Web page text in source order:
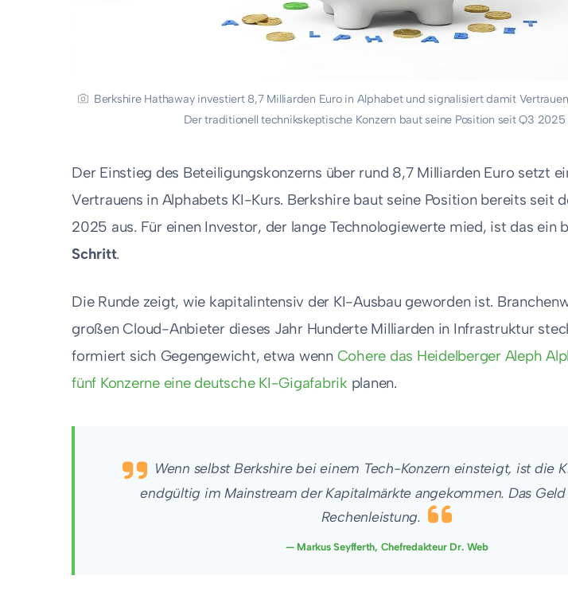
Berkshire Hathaway investiert 8,7 Milliarden Euro in Alphabet und signalisiert damit
Der traditionell technikskeptische Konzern baut seine Position seit Q3 2025
Der Einstieg des Beteiligungskonzerns über rund 8,7 Milliarden Euro setzt
Vertrauens in Alphabets KI-Kurs. Berkshire baut seine Position bereits seit
2025 aus. Für einen Investor, der lange Technologiewerte mied, ist das ein
Schritt.
Die Runde zeigt, wie kapitalintensiv der KI-Ausbau geworden ist.
großen Cloud-Anbieter dieses Jahr Hunderte Milliarden in Infrastruktur
formiert sich Gegengewicht, etwa wenn Cohere das Heidelberger Aleph
fünf Konzerne eine deutsche KI-Gigafabrik planen.
Wenn selbst Berkshire bei einem Tech-Konzern einsteigt, ist die
endgültig im Mainstream der Kapitalmärkte angekommen. Das
Rechenleistung.
— Markus Seyfferth, Chefredakteur Dr. Web